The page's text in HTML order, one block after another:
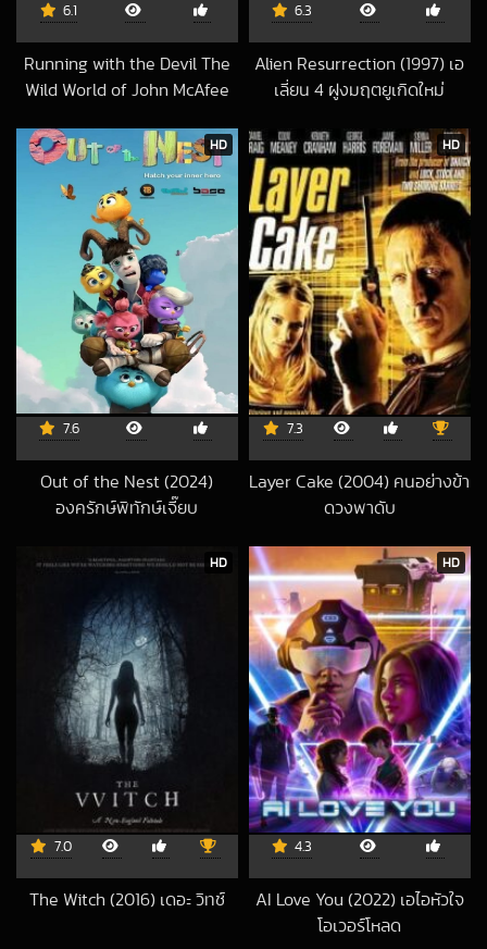
6.1
Running with the Devil The
Wild World of John McAfee
2022-08-27 UTC
6.3
Alien Resurrection (1997) เอ
เลี่ยน 4 ฝูงมฤตยูเกิดใหม่
HD
7.6
Out of the Nest (2024)
องครักษ์พิทักษ์เจี๊ยบ
HD
7.3
Layer Cake (2004) คนอย่างข้า
ดวงพาดับ
HD
7.0
The Witch (2016) เดอะ วิทช์
HD
4.3
AI Love You (2022) เอไอหัวใจ
โอเวอร์โหลด